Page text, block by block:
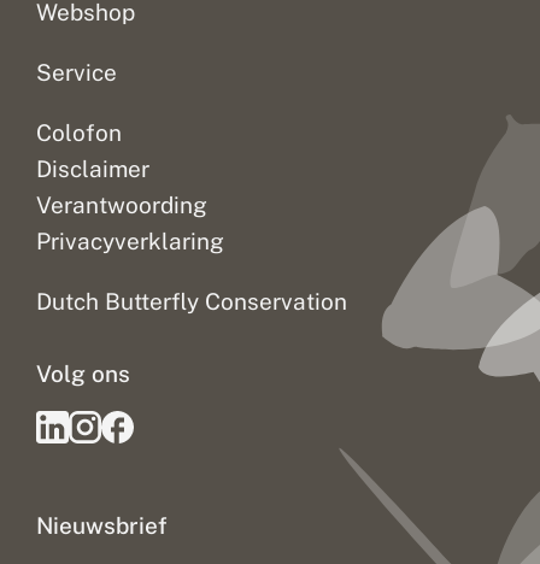
e
e
o
n
p
a
g
e
Webshop
Service
Colofon
Disclaimer
Verantwoording
Privacyverklaring
Dutch Butterfly Conservation
Nieuwsbrief
Volg ons